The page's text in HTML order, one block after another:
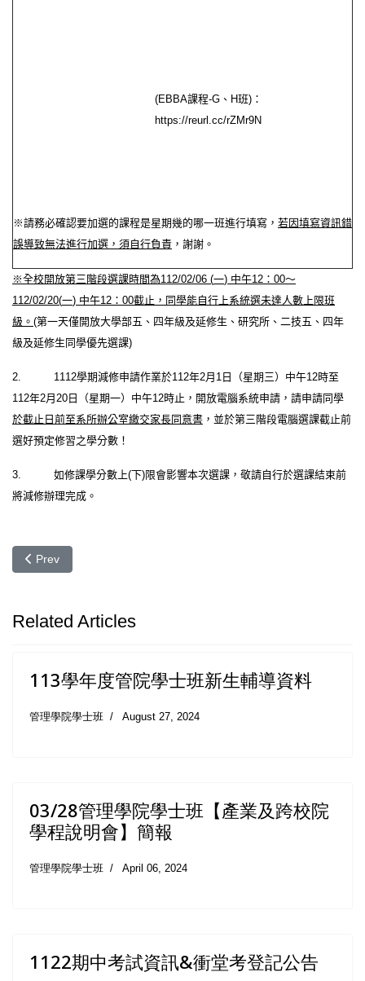
(EBBA課程-G 、 H班) ：
https://reurl.cc/rZMr9N
※請務必確認要加選的課程是星期幾的哪一班進行填寫， 若因填寫資訊錯
誤導致無法進行加選，須自行負責 ，謝謝。
※全校開放第三階段選課時間為112/02/06 (一) 中午12 ： 00～
112/02/20(一) 中午12 ： 00截止，同學能自行上系統選未達人數上限班
級。 (第一天僅開放大學部五、四年級及延修生、研究所、二技五、四年
級及延修生同學優先選課)
2. 1112學期減修申請作業於112年2月 1 日（星期三）中午12時至
112年2月 20 日（星期一）中午12時止 ，開放電腦系統申請，請申請同學
於截止日前至系所辦公室繳交家長同意書 ，並於第三階段電腦選課截止前
選好預定修習之學分數！
3. 如修課學分數上(下)限會影響本次選課，敬請自行於選課結束前
將減修辦理完成。
Previous article: 1122期中考試資訊&衝堂考登記公告
Prev
Related Articles
113學年度管院學士班新生輔導資料
管理學院學士班 August 27, 2024
03/28管理學院學士班【產業及跨校院
學程說明會】簡報
管理學院學士班 April 06, 2024
1122期中考試資訊&衝堂考登記公告